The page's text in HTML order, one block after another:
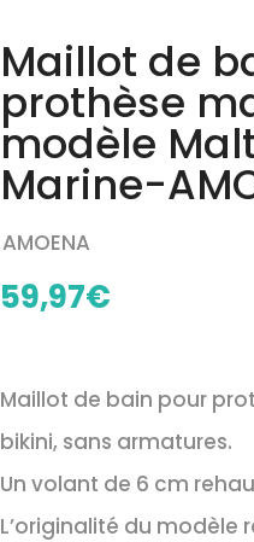
Maillot de
prothèse
modèle
Marine-
AMOENA
59,97€
Maillot de bain pour
bikini, sans armatures.
Un volant de 6 cm
L’originalité du modèle